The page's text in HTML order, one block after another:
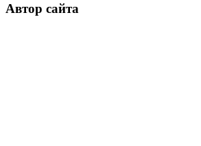
Автор сайта